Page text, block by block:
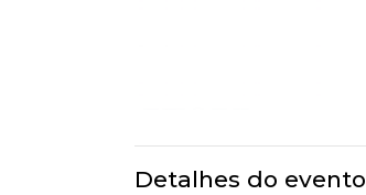
Detalhes do evento